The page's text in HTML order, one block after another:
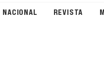
NACIONAL REVISTA